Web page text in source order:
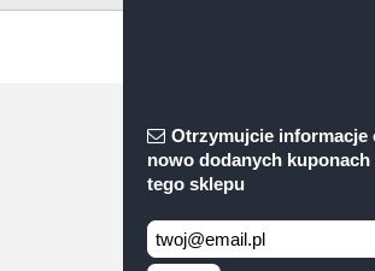
Otrzymujcie informacje
nowo dodanych kuponach
tego sklepu